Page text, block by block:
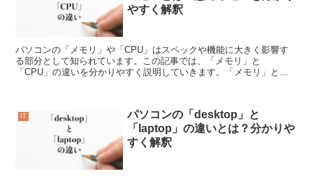
やすく解釈
パソコンの「メモリ」や「CPU」はスペックや機能に大きく影響す
る部分として知られています。この記事では、「メモリ」と
「CPU」の違いを分かりやすく説明していきます。「メモリ」とは?
IT
パソコンの「desktop」と
「laptop」の違いとは？分かりや
すく解釈